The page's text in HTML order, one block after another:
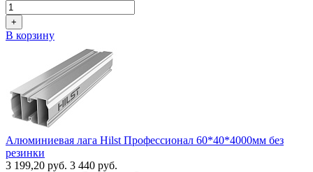
+
В корзину
Алюминиевая лага Hilst Профессионал 60*40*4000мм без
резинки
3 199,20 руб. 3 440 руб.